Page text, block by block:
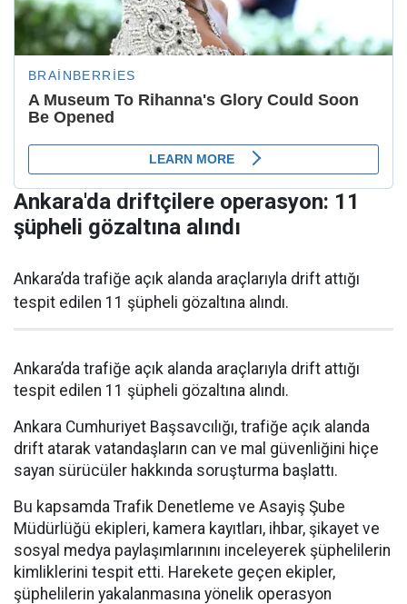
Ankara'da driftçilere operasyon: 11
şüpheli gözaltına alındı
Ankara’da trafiğe açık alanda araçlarıyla drift attığı
tespit edilen 11 şüpheli gözaltına alındı.
Ankara’da trafiğe açık alanda araçlarıyla drift attığı
tespit edilen 11 şüpheli gözaltına alındı.
Ankara Cumhuriyet Başsavcılığı, trafiğe açık alanda
drift atarak vatandaşların can ve mal güvenliğini hiçe
sayan sürücüler hakkında soruşturma başlattı.
Bu kapsamda Trafik Denetleme ve Asayiş Şube
Müdürlüğü ekipleri, kamera kayıtları, ihbar, şikayet ve
sosyal medya paylaşımlarınını inceleyerek şüphelilerin
kimliklerini tespit etti. Harekete geçen ekipler,
şüphelilerin yakalanmasına yönelik operasyon